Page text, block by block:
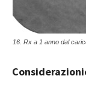
16. Rx a 1 anno dal